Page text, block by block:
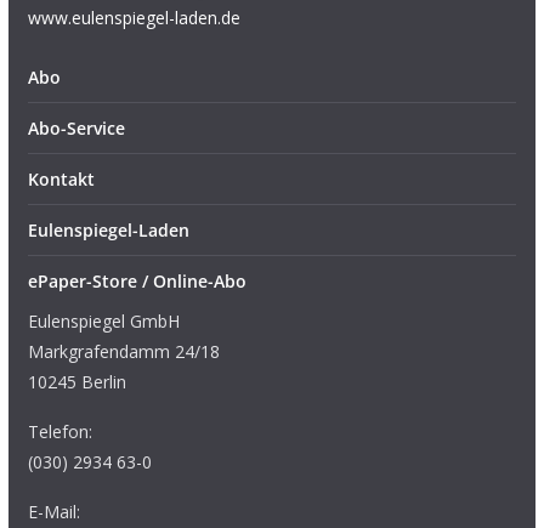
www.eulenspiegel-laden.de
Abo
Abo-Service
Kontakt
Eulenspiegel-Laden
ePaper-Store / Online-Abo
Eulenspiegel GmbH
Markgrafendamm 24/18
10245 Berlin
Telefon:
(030) 2934 63-0
E-Mail: